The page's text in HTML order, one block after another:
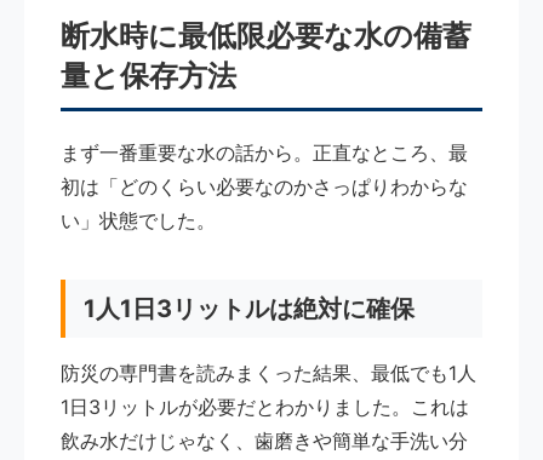
断水時に最低限必要な水の備蓄
量と保存方法
まず一番重要な水の話から。正直なところ、最
初は「どのくらい必要なのかさっぱりわからな
い」状態でした。
1人1日3リットルは絶対に確保
防災の専門書を読みまくった結果、最低でも1人
1日3リットルが必要だとわかりました。これは
飲み水だけじゃなく、歯磨きや簡単な手洗い分